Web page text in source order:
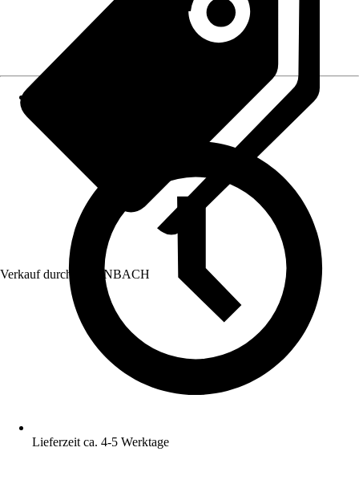
Verkauf durch: HORNBACH
Lieferzeit ca. 4-5 Werktage